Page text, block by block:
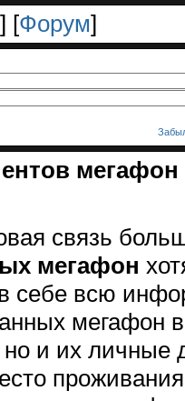
] [Форум]
мегафон
связь
мегафон
себе всю
мегафон
и их